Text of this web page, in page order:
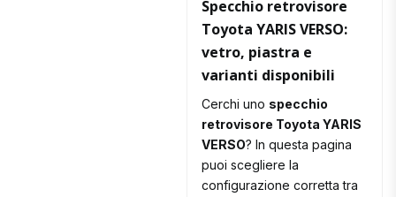
Specchio retrovisore
Toyota YARIS VERSO:
vetro, piastra e
varianti disponibili
Cerchi uno specchio
retrovisore Toyota YARIS
VERSO? In questa pagina
puoi scegliere la
configurazione corretta tra